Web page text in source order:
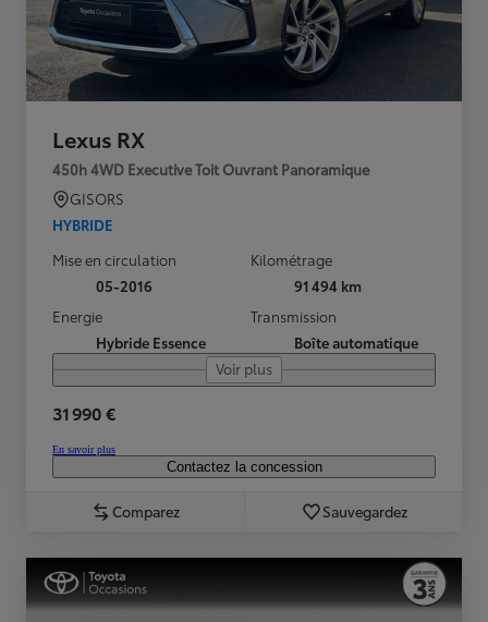
Lexus RX
450h 4WD Executive Toit Ouvrant Panoramique
GISORS
HYBRIDE
Mise en circulation
05-2016
Kilométrage
91 494 km
Energie
Hybride Essence
Transmission
Boîte automatique
Voir plus
31 990 €
En savoir plus
Contactez la concession
Comparez Sauvegardez